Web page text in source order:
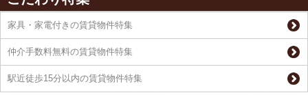
家具・家電付きの賃貸物件特集
仲介手数料無料の賃貸物件特集
駅近徒歩15分以内の賃貸物件特集